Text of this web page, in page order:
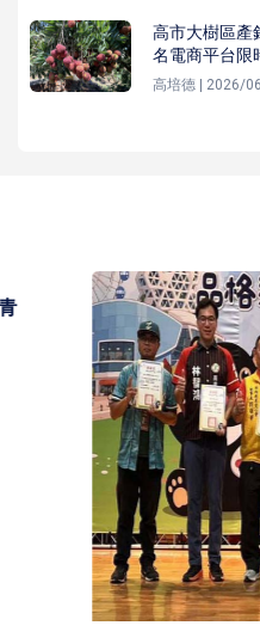
高市大樹區產
名電商平台限
高培德 | 2026/